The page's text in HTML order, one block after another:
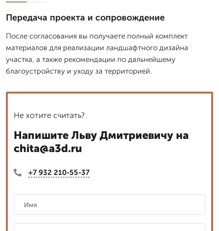
Передача проекта и сопровождение
После согласования вы получаете полный комплект
материалов для реализации ландшафтного дизайна
участка, а также рекомендации по дальнейшему
благоустройству и уходу за территорией.
Не хотите считать?
Напишите Льву Дмитриевичу на
chita@a3d.ru
+7 932 210-55-37